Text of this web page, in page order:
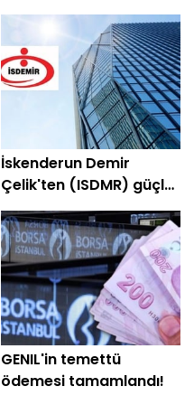
İskenderun Demir
Çelik'ten (ISDMR) güçlü
bilanço! Net kâr yüzde
203 arttı
GENIL'in temettü
ödemesi tamamlandı!